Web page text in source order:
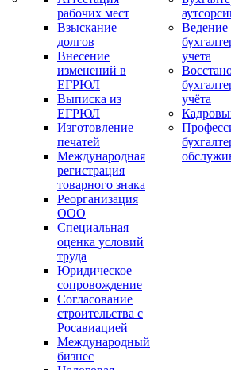
рабочих мест
Взыскание
долгов
Внесение
изменений в
ЕГРЮЛ
Выписка из
ЕГРЮЛ
Изготовление
печатей
Международная
регистрация
товарного знака
Реорганизация
ООО
Специальная
оценка условий
труда
Юридическое
сопровождение
Согласование
строительства с
Росавиацией
Международный
бизнес
Ведение
учета
учёта